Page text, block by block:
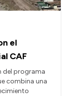
el
CAF
del programa
combina una